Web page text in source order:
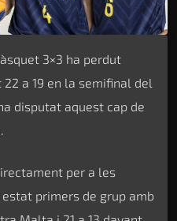
3×3 ha perdut
a 19 en la semifinal del
disputat aquest cap de
per a les
primers de grup amb